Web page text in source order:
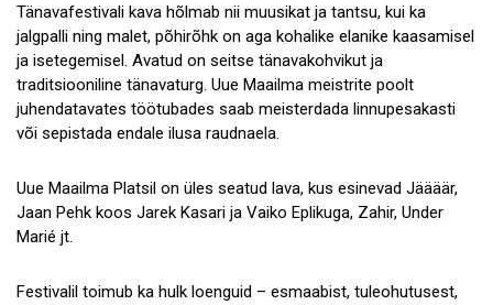
Tänavafestivali kava hõlmab nii muusikat ja tantsu, kui ka
jalgpalli ning malet, põhirõhk on aga kohalike elanike kaasamisel
ja isetegemisel. Avatud on seitse tänavakohvikut ja
traditsiooniline tänavaturg. Uue Maailma meistrite poolt
juhendatavates töötubades saab meisterdada linnupesakasti
või sepistada endale ilusa raudnaela.
Uue Maailma Platsil on üles seatud lava, kus esinevad Jäääär,
Jaan Pehk koos Jarek Kasari ja Vaiko Eplikuga, Zahir, Under
Marié jt.
Festivalil toimub ka hulk loenguid – esmaabist, tuleohutusest,